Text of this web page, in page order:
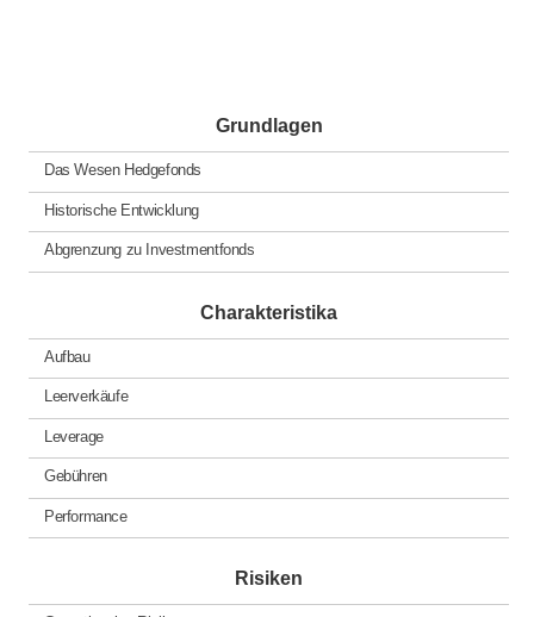
Grundlagen
Das Wesen Hedgefonds
Historische Entwicklung
Abgrenzung zu Investmentfonds
Charakteristika
Aufbau
Leerverkäufe
Leverage
Gebühren
Performance
Risiken